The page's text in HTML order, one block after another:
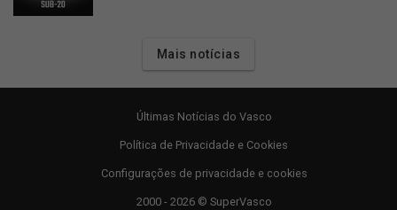
Mais notícias
Últimas Notícias do Vasco
Política de Privacidade e Cookies
Configurações de privacidade e cookies
2000 - 2026 © SuperVasco